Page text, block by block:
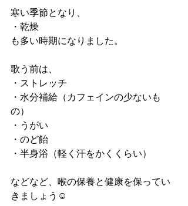
寒い季節となり、
・乾燥
も多い時期になりました。
歌う前は、
・ストレッチ
・水分補給（カフェインの少ないも
の）
・うがい
・のど飴
・半身浴（軽く汗をかくくらい）
などなど、喉の保養と健康を保ってい
きましょう☺️